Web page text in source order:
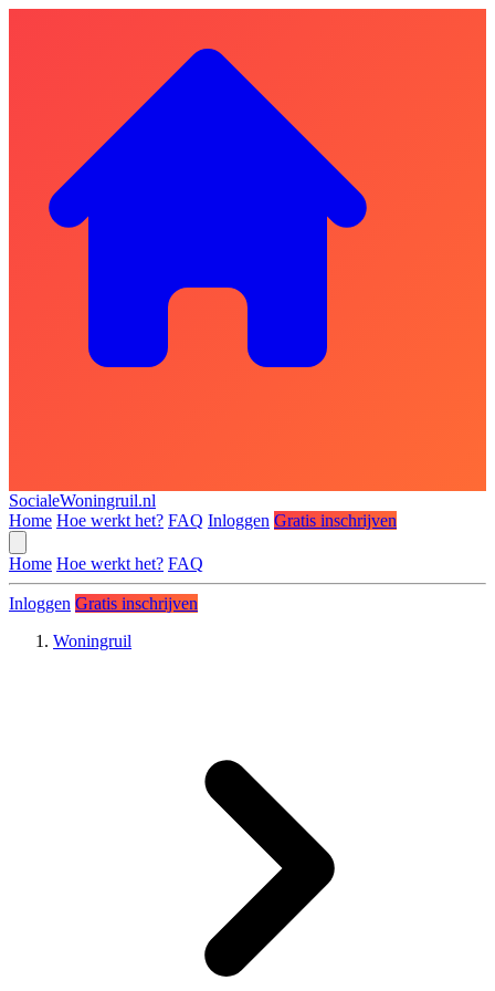
SocialeWoningruil.nl
Home Hoe werkt het? FAQ Inloggen Gratis inschrijven
Home Hoe werkt het? FAQ
Inloggen Gratis inschrijven
Woningruil